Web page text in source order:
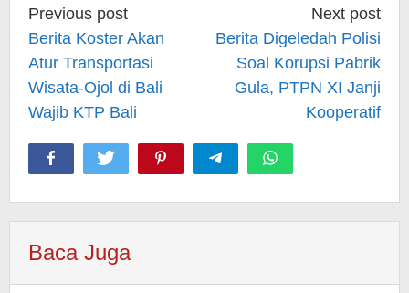
Post
navigation
Previous post
Berita Koster Akan
Atur Transportasi
Wisata-Ojol di Bali
Wajib KTP Bali
Next post
Berita Digeledah Polisi
Soal Korupsi Pabrik
Gula, PTPN XI Janji
Kooperatif
Baca Juga